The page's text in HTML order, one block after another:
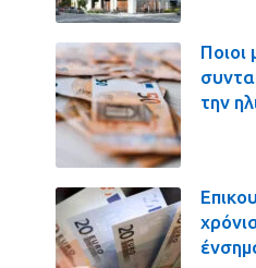
Ποιοι
την